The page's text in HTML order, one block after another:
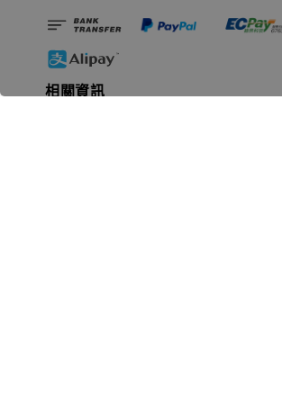
相關資訊